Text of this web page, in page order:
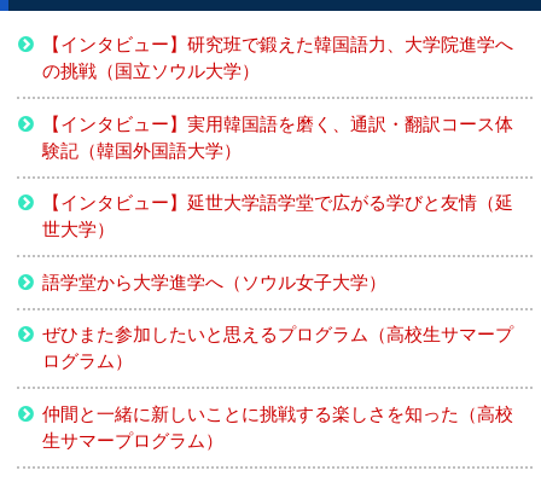
【インタビュー】研究班で鍛えた韓国語力、大学院進学へ
の挑戦（国立ソウル大学）
【インタビュー】実用韓国語を磨く、通訳・翻訳コース体
験記（韓国外国語大学）
【インタビュー】延世大学語学堂で広がる学びと友情（延
世大学）
語学堂から大学進学へ（ソウル女子大学）
ぜひまた参加したいと思えるプログラム（高校生サマープ
ログラム）
仲間と一緒に新しいことに挑戦する楽しさを知った（高校
生サマープログラム）